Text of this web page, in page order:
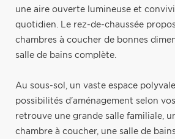
une aire ouverte lumineuse et
quotidien. Le rez-de-chaussée
chambres à coucher de bonnes
salle de bains complète.
Au sous-sol, un vaste espace
possibilités d'aménagement selon
retrouve une grande salle familiale,
chambre à coucher, une salle de